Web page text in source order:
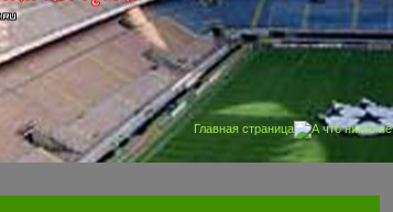
Главная страница А что никто